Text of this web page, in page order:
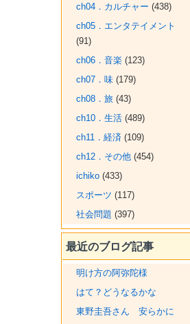
ch04．カルチャー (438)
ch05．エンタテイメント
(91)
ch06．音楽(123)
ch07．味(179)
ch08．旅(43)
ch10．生活(489)
ch11．経済 (109)
ch12．その他(454)
ichiko(433)
スポーツ (117)
社会問題 (397)
最近のブログ記事
明け方の阿弥陀様
はて？どうなるかな
東野圭吾さん 安らかに